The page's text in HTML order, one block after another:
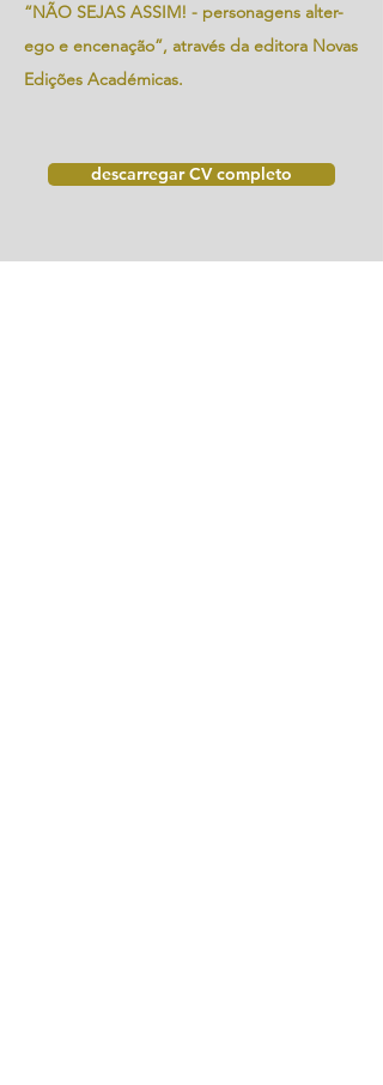
“NÃO SEJAS ASSIM! - personagens alter-
ego e encenação”, através da editora Novas
Edições Académicas.
descarregar CV completo